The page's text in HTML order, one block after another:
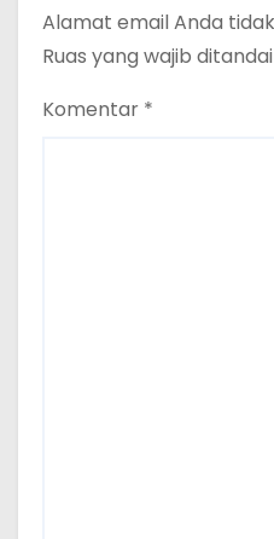
Alamat email Anda
Ruas yang wajib ditandai
Komentar *